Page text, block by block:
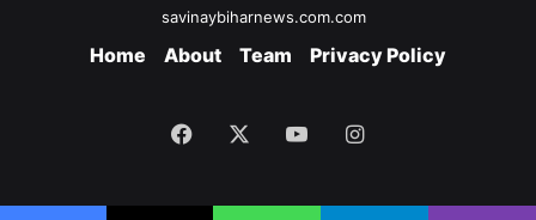
savinaybiharnews.com.com
Home About Team Privacy Policy
Facebook YouTubeInstagram